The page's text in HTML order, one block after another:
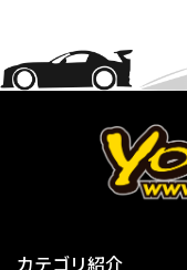
カテゴリ紹介